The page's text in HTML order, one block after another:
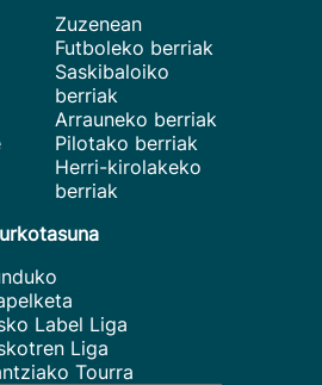
Zuzenean
Futboleko berriak
Saskibaloiko
berriak
Arrauneko berriak
Pilotako berriak
Herri-kirolakeko
berriak
Label Liga
Liga
Tourra